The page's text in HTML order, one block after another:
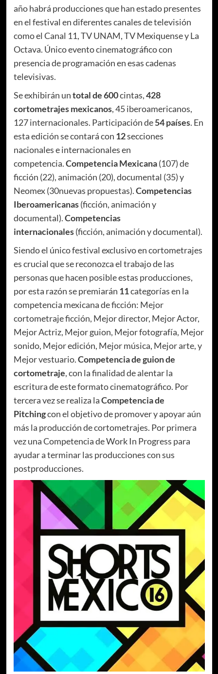
año habrá producciones que han estado presentes
en el festival en diferentes canales de televisión
como el Canal 11, TV UNAM, TV Mexiquense y La
Octava. Único evento cinematográfico con
presencia de programación en esas cadenas
televisivas.
Se exhibirán untotal de 600cintas,428
cortometrajes mexicanos, 45 iberoamericanos,
127 internacionales. Participación de54 países. En
esta edición se contará con 12secciones
nacionales e internacionales en
competencia.Competencia Mexicana(107) de
ficción (22), animación (20), documental (35) y
Neomex (30nuevas propuestas).Competencias
Iberoamericanas(ficción, animación y
documental).Competencias
internacionales(ficción, animación y documental).
Siendo el único festival exclusivo en cortometrajes
es crucial que se reconozca el trabajo de las
personas que hacen posible estas producciones,
por esta razón se premiarán 11categorías en la
competencia mexicana de ficción: Mejor
cortometraje ficción, Mejor director, Mejor Actor,
Mejor Actriz, Mejor guion, Mejor fotografía, Mejor
sonido, Mejor edición, Mejor música, Mejor arte, y
Mejor vestuario.Competencia de guion de
cortometraje, con la finalidad de alentar la
escritura de este formato cinematográfico. Por
tercera vez se realiza laCompetencia de
Pitchingcon el objetivo de promover y apoyar aún
más la producción de cortometrajes. Por primera
vez una Competencia de Work In Progress para
ayudar a terminar las producciones con sus
postproducciones.